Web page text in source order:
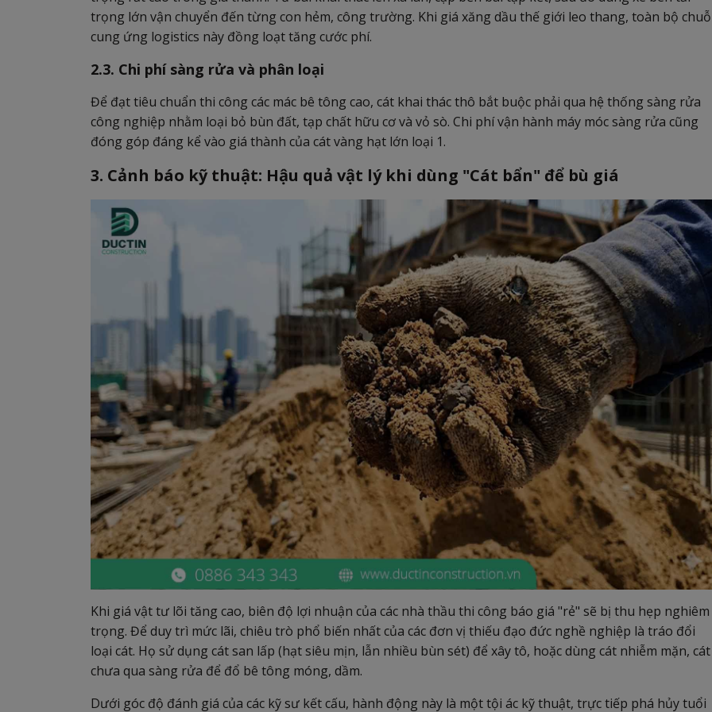
trọng lớn vận chuyển đến từng con hẻm, công trường. Khi giá xăng dầu thế giới leo thang, toàn bộ
cung ứng logistics này đồng loạt tăng cước phí.
2.3. Chi phí sàng rửa và phân loại
Để đạt tiêu chuẩn thi công các mác bê tông cao, cát khai thác thô bắt buộc phải qua hệ thống sàng rửa
công nghiệp nhằm loại bỏ bùn đất, tạp chất hữu cơ và vỏ sò. Chi phí vận hành máy móc sàng rửa cũng
đóng góp đáng kể vào giá thành của cát vàng hạt lớn loại 1.
3. Cảnh báo kỹ thuật: Hậu quả vật lý khi dùng "Cát bẩn" để bù giá
Khi giá vật tư lõi tăng cao, biên độ lợi nhuận của các nhà thầu thi công báo giá "rẻ" sẽ bị thu hẹp nghiêm
trọng. Để duy trì mức lãi, chiêu trò phổ biến nhất của các đơn vị thiếu đạo đức nghề nghiệp là tráo đổi
loại cát. Họ sử dụng cát san lấp (hạt siêu mịn, lẫn nhiều bùn sét) để xây tô, hoặc dùng cát nhiễm mặn, cát
chưa qua sàng rửa để đổ bê tông móng, dầm.
Dưới góc độ đánh giá của các kỹ sư kết cấu, hành động này là một tội ác kỹ thuật, trực tiếp phá hủy tuổi